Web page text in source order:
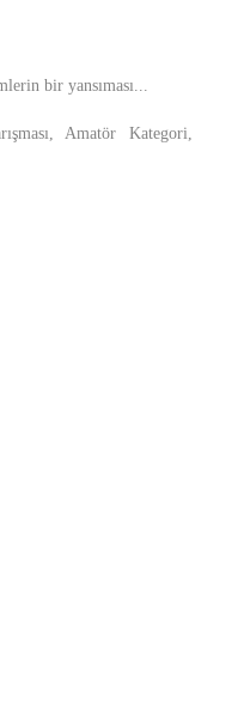
bir yansıması...
Amatör Kategori,